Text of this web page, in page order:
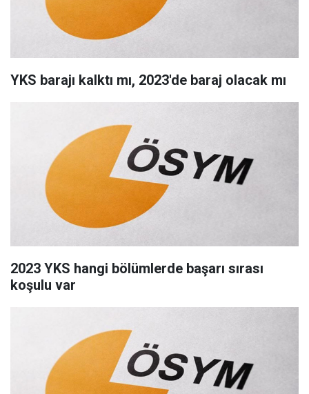
YKS barajı kalktı mı, 2023'de baraj olacak mı
2023 YKS hangi bölümlerde başarı sırası
koşulu var